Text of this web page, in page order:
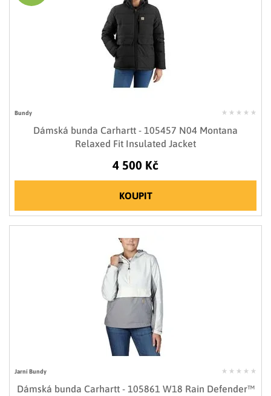
Bundy
Dámská bunda Carhartt - 105457 N04 Montana
Relaxed Fit Insulated Jacket
4 500 Kč
KOUPIT
Jarní Bundy
Dámská bunda Carhartt - 105861 W18 Rain Defender™